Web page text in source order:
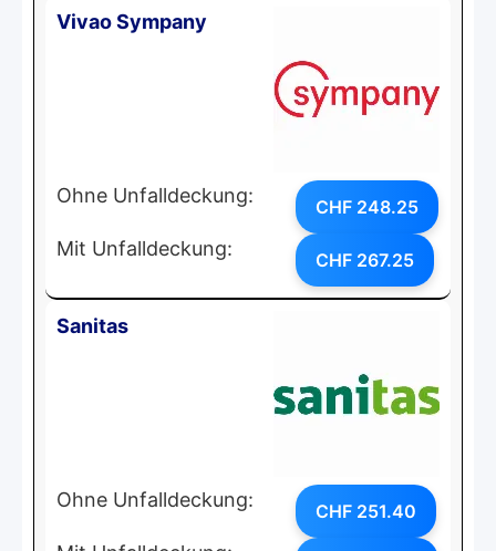
Vivao Sympany
Ohne Unfalldeckung: CHF 248.25
Mit Unfalldeckung: CHF 267.25
Sanitas
Ohne Unfalldeckung: CHF 251.40